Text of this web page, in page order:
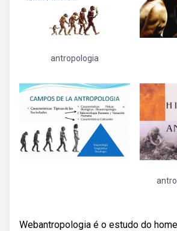
antropologia
Webantropologia é o estudo do